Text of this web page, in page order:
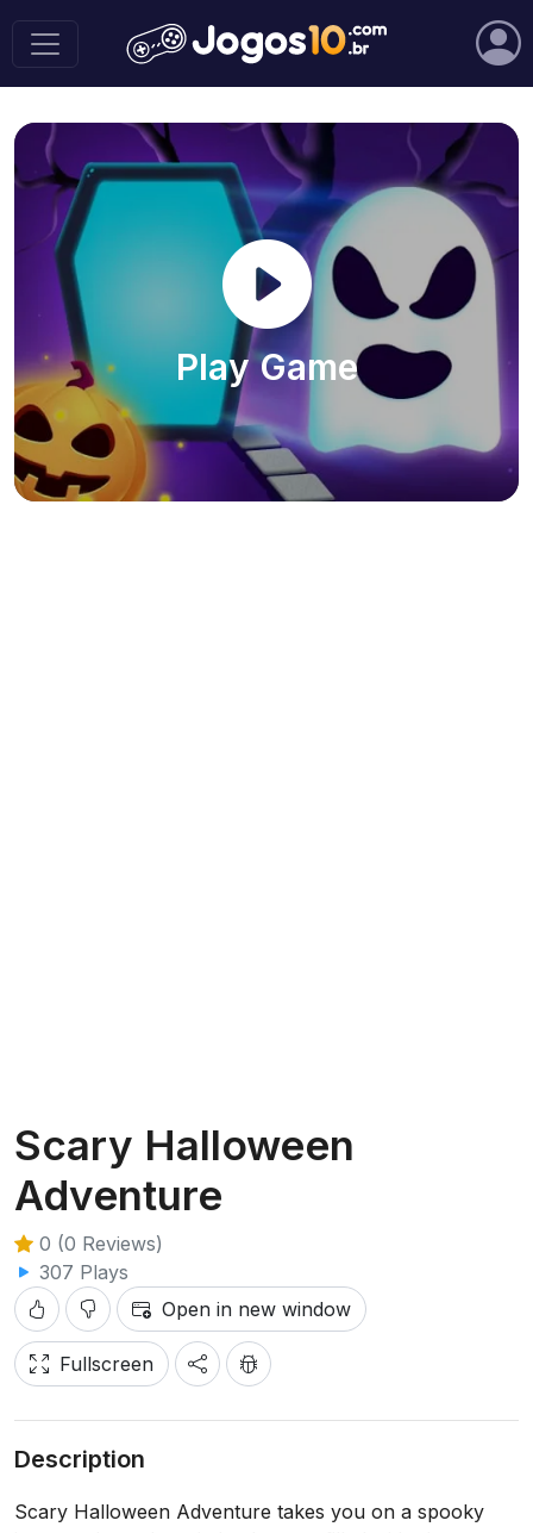
Play Game
Scary Halloween
Adventure
0 (0 Reviews)
307 Plays
Open in new window
Fullscreen
Description
Scary Halloween Adventure takes you on a spooky